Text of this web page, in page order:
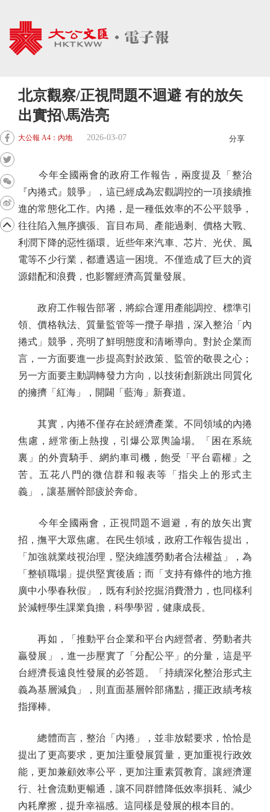
北京觀察/正視問題不迴避 有的放矢
出實招\馬浩亮
大公報 A4：內地 2026-03-07 分享
今年全國兩會的政府工作報告，兩度提及「整治
『內捲式』競爭」，這已經成為宏觀調控的一項接續推
進的常態化工作。內捲，是一種低效率的不公平競爭，
往往陷入無序擴張、盲目布局、產能過剩、價格大戰、
利潤下降的惡性循環。近些年來汽車、芯片、光伏、風
電等不少行業，都遭遇這一困境。不僅造成了巨大的資
源錯配和浪費，也影響經濟高質量發展。
政府工作報告部署，將綜合運用產能調控、標準引
領、價格執法、質量監管等一攬子舉措，深入整治「內
捲式」競爭，亮明了鮮明態度和清晰導向。對於企業而
言，一方面要進一步提高對於政策、監管的敬畏之心；
另一方面要主動調轉發力方向，以技術創新跳出同質化
的擁擠「紅海」，開闢「藍海」新賽道。
其實，內捲不僅存在於經濟產業。不同領域的內捲
焦慮，經常衝上熱搜，引爆公眾輿論場。「困在系統
裏」的外賣騎手、網約車司機，飽受「平台霸權」之
苦。五花八門的微信群和報表等「指尖上的形式主
義」，讓基層幹部疲於奔命。
今年全國兩會，正視問題不迴避，有的放矢出實
招，撫平大眾焦慮。在民生領域，政府工作報告提出，
「加強就業歧視治理，堅決維護勞動者合法權益」，為
「整頓職場」提供堅實後盾；而「支持有條件的地方推
廣中小學春秋假」，既有利於挖掘消費潛力，也同樣利
於減輕學生課業負擔，科學學習，健康成長。
再如，「推動平台企業和平台內經營者、勞動者共
贏發展」，進一步壓實了「分配公平」的分量，這是平
台經濟長遠良性發展的必答題。「持續深化整治形式主
義為基層減負」，則直面基層幹部痛點，擺正政績考核
指揮棒。
總體而言，整治「內捲」，並非放鬆要求，恰恰是
提出了更高要求，更加注重發展質量，更加重視行政效
能，更加兼顧效率公平，更加注重素質教育。讓經濟運
行、社會流動更暢通，讓不同群體降低效率損耗、減少
內耗摩擦，提升幸福感。這同樣是發展的根本目的。